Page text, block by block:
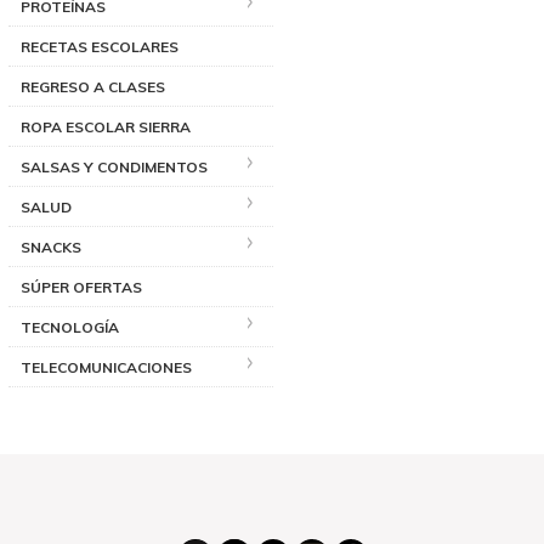
PROTEÍNAS
RECETAS ESCOLARES
REGRESO A CLASES
ROPA ESCOLAR SIERRA
SALSAS Y CONDIMENTOS
SALUD
SNACKS
SÚPER OFERTAS
TECNOLOGÍA
TELECOMUNICACIONES